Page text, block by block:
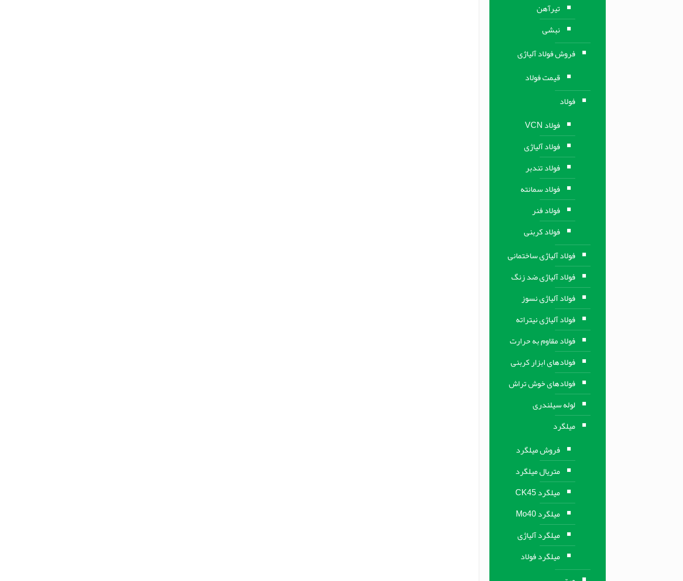
تیرآهن
نبشی
فروش فولاد آلیاژی
قیمت فولاد
فولاد
فولاد VCN
فولاد آلیاژی
فولاد تندبر
فولاد سمانته
فولاد فنر
فولاد کربنی
فولاد آلیاژی ساختمانی
فولاد آلیاژی ضد زنگ
فولاد آلیاژی نسوز
فولاد آلیاژی نیتراته
فولاد مقاوم به حرارت
فولادهای ابزار کربنی
فولادهای خوش تراش
لوله سیلندری
میلگرد
فروش میلگرد
متریال میلگرد
میلگرد CK45
میلگرد Mo40
میلگرد آلیاژی
میلگرد فولاد